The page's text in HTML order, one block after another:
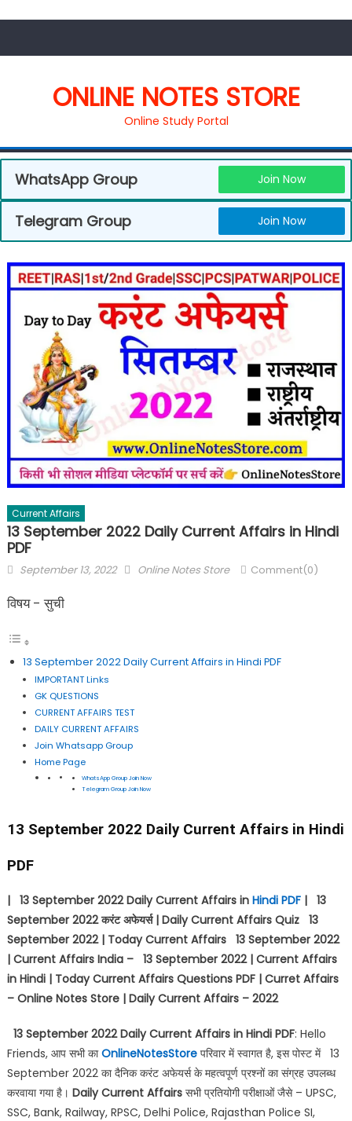
ONLINE NOTES STORE
Online Study Portal
WhatsApp Group Join Now
Telegram Group Join Now
Current Affairs
13 September 2022 Daily Current Affairs in Hindi
PDF
September 13, 2022 Online Notes Store Comment(0)
विषय - सुची
13 September 2022 Daily Current Affairs in Hindi PDF
IMPORTANT Links
GK QUESTIONS
CURRENT AFFAIRS TEST
DAILY CURRENT AFFAIRS
Join Whatsapp Group
Home Page
WhatsApp Group Join Now
Telegram Group Join Now
13 September 2022 Daily Current Affairs in Hindi
PDF
| 13 September 2022 Daily Current Affairs in Hindi PDF| 13
September 2022करंट अफेयर्स | Daily Current Affairs Quiz 13
September 2022 | Today Current Affairs 13 September 2022
| Current Affairs India – 13 September 2022 | Current Affairs
in Hindi | Today Current Affairs Questions PDF | Curret Affairs
– Online Notes Store | Daily Current Affairs – 2022
13 September 2022 Daily Current Affairs in Hindi PDF: Hello
Friends, आप सभी काOnlineNotesStoreपरिवार में स्वागत है, इस पोस्ट में 13
September 2022 का दैनिक करंट अफेयर्स के महत्वपूर्ण प्रश्नों का संग्रह उपलब्ध
करवाया गया है। Daily Current Affairsसभी प्रतियोगी परीक्षाओं जैसे – UPSC,
SSC, Bank, Railway, RPSC, Delhi Police, Rajasthan Police SI,